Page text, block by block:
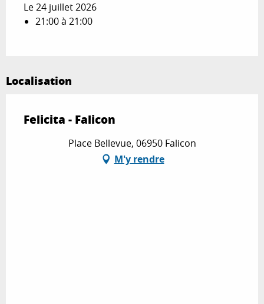
Le 24 juillet 2026
21:00 à 21:00
Localisation
Felicita - Falicon
Place Bellevue, 06950 Falicon
M'y rendre